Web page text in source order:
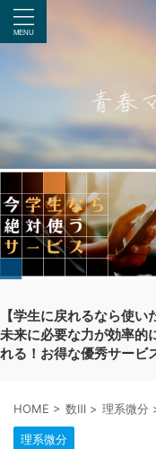
【学生に戻れるなら使い
未来に必要な力が効率的
れる！お得な優秀サービ
HOME > 数Ⅲ > 理系微分
理系微分